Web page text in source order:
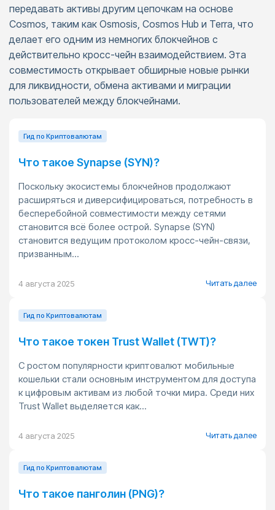
передавать активы другим цепочкам на основе
Cosmos, таким как Osmosis, Cosmos Hub и Terra, что
делает его одним из немногих блокчейнов с
действительно кросс-чейн взаимодействием. Эта
совместимость открывает обширные новые рынки
для ликвидности, обмена активами и миграции
пользователей между блокчейнами.
Гид по Криптовалютам
Что такое Synapse (SYN)?
Поскольку экосистемы блокчейнов продолжают
расширяться и диверсифицироваться, потребность в
бесперебойной совместимости между сетями
становится всё более острой. Synapse (SYN)
становится ведущим протоколом кросс-чейн-связи,
призванным...
4 августа 2025 Читать далее
Гид по Криптовалютам
Что такое токен Trust Wallet (TWT)?
С ростом популярности криптовалют мобильные
кошельки стали основным инструментом для доступа
к цифровым активам из любой точки мира. Среди них
Trust Wallet выделяется как...
4 августа 2025 Читать далее
Гид по Криптовалютам
Что такое панголин (PNG)?